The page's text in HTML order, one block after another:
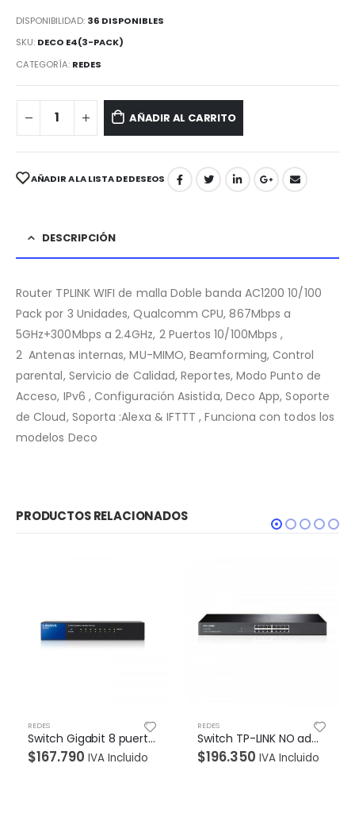
DISPONIBILIDAD: 36 DISPONIBLES
SKU: DECO E4(3-PACK)
CATEGORÍA: REDES
AÑADIR AL CARRITO
AÑADIR A LA LISTA DE DESEOS
DESCRIPCIÓN
Router TPLINK WIFI de malla Doble banda AC1200 10/100
Pack por 3 Unidades, Qualcomm CPU, 867Mbps a
5GHz+300Mbps a 2.4GHz, 2 Puertos 10/100Mbps ,
2 Antenas internas, MU-MIMO, Beamforming, Control
parental, Servicio de Calidad, Reportes, Modo Punto de
Acceso, IPv6 , Configuración Asistida, Deco App, Soporte
de Cloud, Soporta :Alexa & IFTTT , Funciona con todos los
modelos Deco
PRODUCTOS RELACIONADOS
REDES
Switch TP-LINK NO administrable 16 puertos 10/100Mbps para montaje en rack
$196.350 IVA Incluido
REDES
$65.450 IVA Incluido